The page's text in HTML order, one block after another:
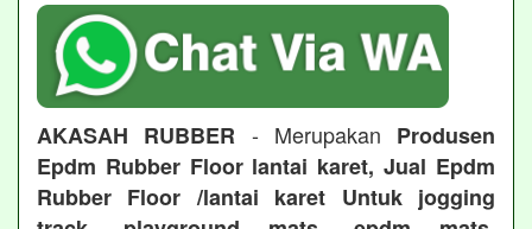
AKASAH RUBBER - Merupakan Produsen
Epdm Rubber Floor lantai karet, Jual Epdm
Rubber Floor /lantai karet Untuk jogging